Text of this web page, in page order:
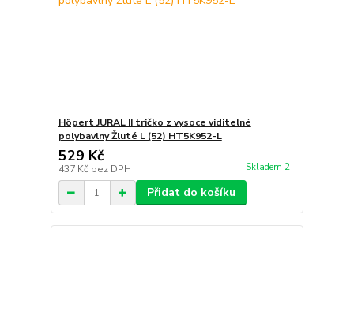
Högert JURAL II tričko z vysoce viditelné
polybavlny Žluté L (52) HT5K952-L
529 Kč
437 Kč bez DPH Skladem 2
Přidat do košíku